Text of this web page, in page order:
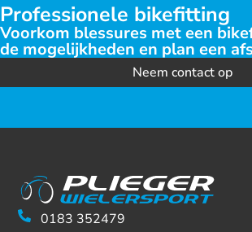
Professionele bikefitting
Voorkom blessures met een
de mogelijkheden en plan een
Neem contact op
0183 352479